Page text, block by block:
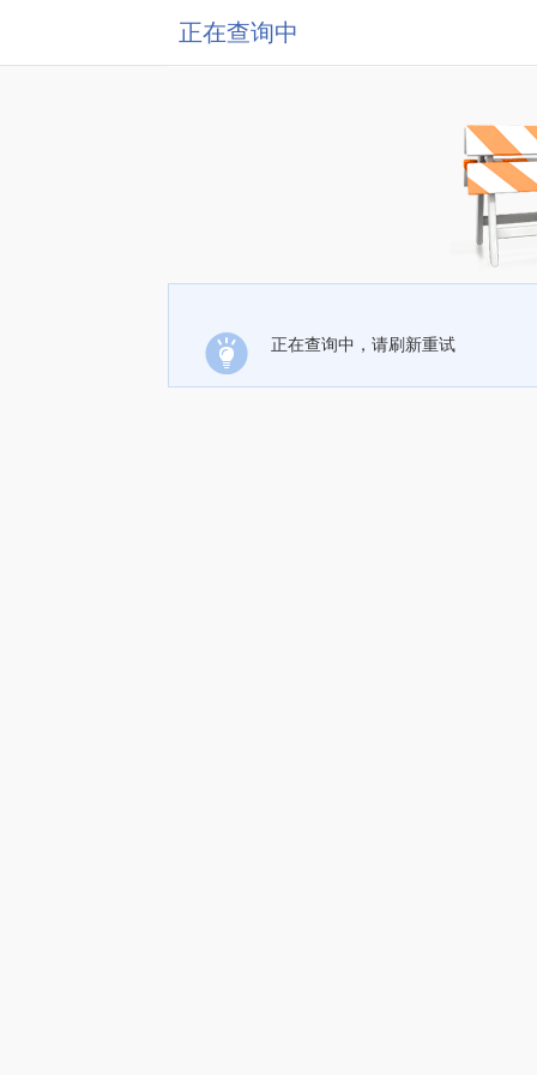
正在查询中
正在查询中，请刷新重试